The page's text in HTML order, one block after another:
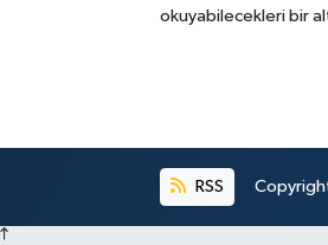
okuyabilecekleri bir
RSS